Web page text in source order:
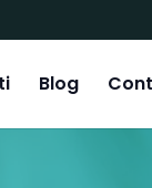
Blog